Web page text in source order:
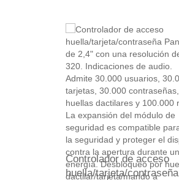
Controlador de acceso
huella/tarjeta/contraseña